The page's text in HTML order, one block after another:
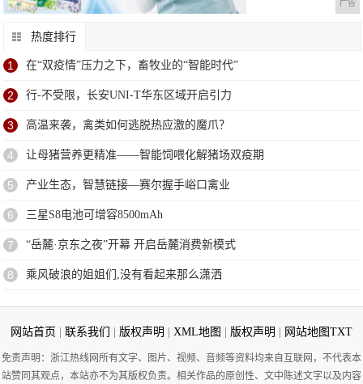
广告
热度排行
1 在“双疫情”压力之下，畜牧业的“智能时代”
2 行-不受限，长安UNI-T华东区域开启引力
3 高温来袭，禽类如何逃脱热应激的魔爪？
4 让母猪营养更精准——智能饲喂化解猪场双疫期
5 产业生态，智慧链接—赛尔握手峪口禽业
6 三星S8电池可增容8500mAh
7 “岳麓·京东之夜”开幕 开启岳麓消费新模式
8 乘风破浪的姐姐们,没有看起来那么潇洒
网站首页 | 联系我们 | 版权声明 | XML地图 | 版权声明 | 网站地图TXT
免责声明：浙江热线网所有文字、图片、视频、音频等资料均来自互联网，不代表本
站赞同其观点，本站亦不为其版权负责。相关作品的原创性、文中陈述文字以及内容